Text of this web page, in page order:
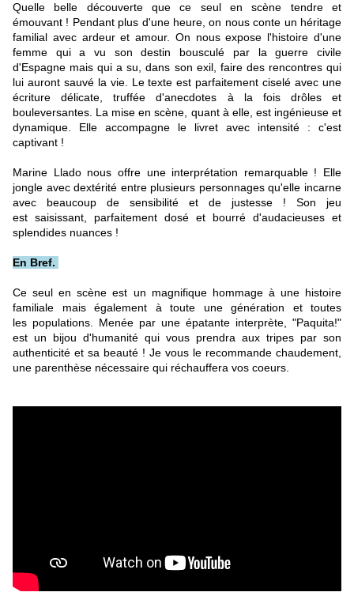
Quelle belle découverte que ce seul en scène tendre et
émouvant ! Pendant plus d'une heure, on nous conte un héritage
familial avec ardeur et amour. On nous expose l'histoire d'une
femme qui a vu son destin bousculé par la guerre civile
d'Espagne mais qui a su, dans son exil, faire des rencontres qui
lui auront sauvé la vie. Le texte est parfaitement ciselé avec une
écriture délicate, truffée d'anecdotes à la fois drôles et
bouleversantes. La mise en scène, quant à elle, est ingénieuse et
dynamique. Elle accompagne le livret avec intensité : c'est
captivant !
Marine Llado nous offre une interprétation remarquable ! Elle
jongle avec dextérité entre plusieurs personnages qu'elle incarne
avec beaucoup de sensibilité et de justesse ! Son jeu
est saisissant, parfaitement dosé et bourré d'audacieuses et
splendides nuances !
En Bref.
Ce seul en scène est un magnifique hommage à une histoire
familiale mais également à toute une génération et toutes
les populations. Menée par une épatante interprète, "Paquita!"
est un bijou d'humanité qui vous prendra aux tripes par son
authenticité et sa beauté ! Je vous le recommande chaudement,
une parenthèse nécessaire qui réchauffera vos coeurs.